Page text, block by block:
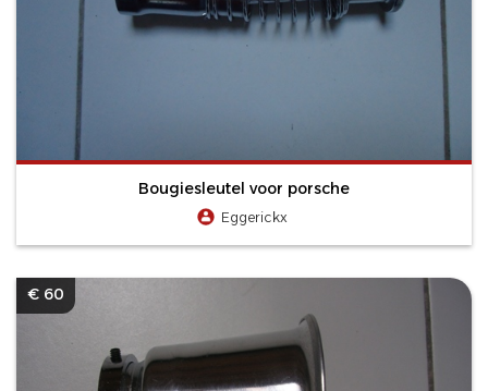
Bougiesleutel voor porsche
Eggerickx
€ 60